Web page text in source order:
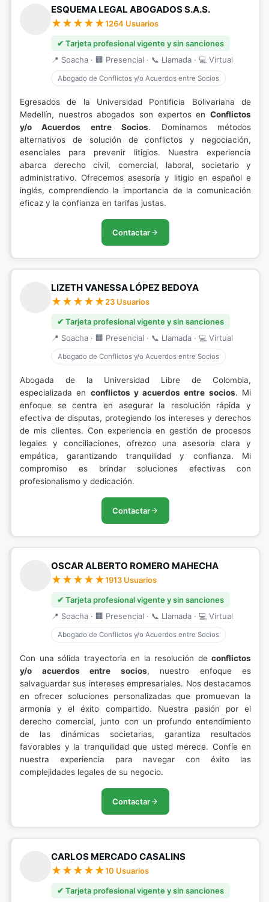
ESQUEMA LEGAL ABOGADOS S.A.S.
1264 Usuarios
✔ Tarjeta profesional vigente y sin sanciones
📍 Soacha · 🏢 Presencial · 📞 Llamada · 💻 Virtual
Abogado de Conflictos y/o Acuerdos entre Socios
Egresados de la Universidad Pontificia Bolivariana de
Medellín, nuestros abogados son expertos en Conflictos
y/o Acuerdos entre Socios. Dominamos métodos
alternativos de solución de conflictos y negociación,
esenciales para prevenir litigios. Nuestra experiencia
abarca derecho civil, comercial, laboral, societario y
administrativo. Ofrecemos asesoría y litigio en español e
inglés, comprendiendo la importancia de la comunicación
eficaz y la confianza en tarifas justas.
Contactar
LIZETH VANESSA LÓPEZ BEDOYA
23 Usuarios
✔ Tarjeta profesional vigente y sin sanciones
📍 Soacha · 🏢 Presencial · 📞 Llamada · 💻 Virtual
Abogado de Conflictos y/o Acuerdos entre Socios
Abogada de la Universidad Libre de Colombia,
especializada en conflictos y acuerdos entre socios. Mi
enfoque se centra en asegurar la resolución rápida y
efectiva de disputas, protegiendo los intereses y derechos
de mis clientes. Con experiencia en gestión de procesos
legales y conciliaciones, ofrezco una asesoría clara y
empática, garantizando tranquilidad y confianza. Mi
compromiso es brindar soluciones efectivas con
profesionalismo y dedicación.
Contactar
OSCAR ALBERTO ROMERO MAHECHA
1913 Usuarios
✔ Tarjeta profesional vigente y sin sanciones
📍 Soacha · 🏢 Presencial · 📞 Llamada · 💻 Virtual
Abogado de Conflictos y/o Acuerdos entre Socios
Con una sólida trayectoria en la resolución de conflictos
y/o acuerdos entre socios, nuestro enfoque es
salvaguardar sus intereses empresariales. Nos destacamos
en ofrecer soluciones personalizadas que promuevan la
armonía y el éxito compartido. Nuestra pasión por el
derecho comercial, junto con un profundo entendimiento
de las dinámicas societarias, garantiza resultados
favorables y la tranquilidad que usted merece. Confíe en
nuestra experiencia para navegar con éxito las
complejidades legales de su negocio.
Contactar
CARLOS MERCADO CASALINS
10 Usuarios
✔ Tarjeta profesional vigente y sin sanciones